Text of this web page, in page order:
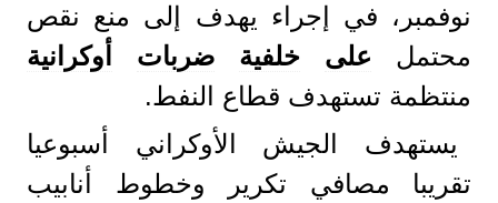
نوفمبر، في إجراء يهدف إلى منع نقص
محتمل على خلفية ضربات
أوكرانية
منتظمة تستهدف قطاع النفط.
يستهدف الجيش الأوكراني أسبوعيا
تقريبا مصافي تكرير وخطوط أنابيب